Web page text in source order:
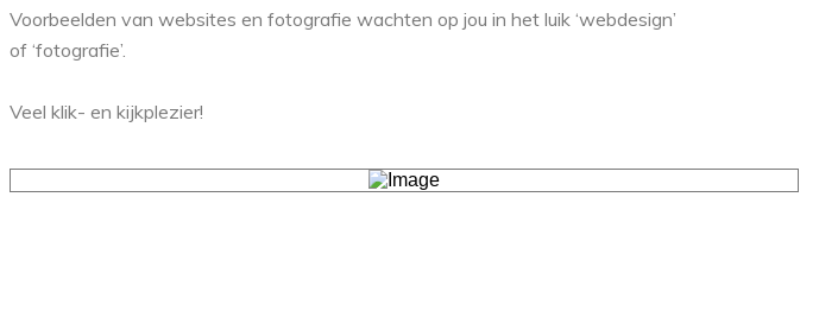
Voorbeelden van websites en fotografie wachten op jou in het luik ‘webdesign’
of ‘fotografie’.
Veel klik- en kijkplezier!